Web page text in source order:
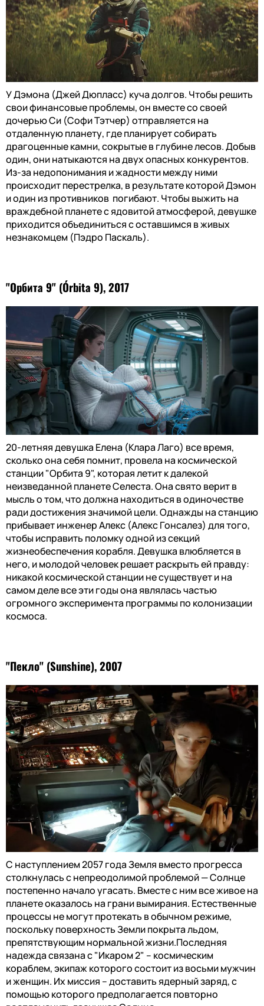
У Дэмона (Джей Дюпласс) куча долгов. Чтобы решить
свои финансовые проблемы, он вместе со своей
дочерью Си (Софи Тэтчер) отправляется на
отдаленную планету, где планирует собирать
драгоценные камни, сокрытые в глубине лесов. Добыв
один, они натыкаются на двух опасных конкурентов.
Из-за недопонимания и жадности между ними
происходит перестрелка, в результате которой Дэмон
и один из противников погибают. Чтобы выжить на
враждебной планете с ядовитой атмосферой, девушке
приходится объединиться с оставшимся в живых
незнакомцем (Пэдро Паскаль).
"Орбита 9" (Órbita 9), 2017
20-летняя девушка Елена (Клара Лаго) все время,
сколько она себя помнит, провела на космической
станции "Орбита 9", которая летит к далекой
неизведанной планете Селеста. Она свято верит в
мысль о том, что должна находиться в одиночестве
ради достижения значимой цели. Однажды на станцию
прибывает инженер Алекс (Алекс Гонсалез) для того,
чтобы исправить поломку одной из секций
жизнеобеспечения корабля. Девушка влюбляется в
него, и молодой человек решает раскрыть ей правду:
никакой космической станции не существует и на
самом деле все эти годы она являлась частью
огромного эксперимента программы по колонизации
космоса.
"Пекло" (Sunshine), 2007
С наступлением 2057 года Земля вместо прогресса
столкнулась с непреодолимой проблемой — Солнце
постепенно начало угасать. Вместе с ним все живое на
планете оказалось на грани вымирания. Естественные
процессы не могут протекать в обычном режиме,
поскольку поверхность Земли покрыта льдом,
препятствующим нормальной жизни.Последняя
надежда связана с "Икаром 2" – космическим
кораблем, экипаж которого состоит из восьми мужчин
и женщин. Их миссия – доставить ядерный заряд, с
помощью которого предполагается повторно